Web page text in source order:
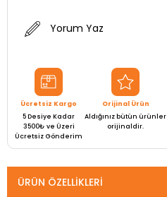
Yorum Yaz
Ücretsiz Kargo
5 Desiye Kadar
3500₺ ve Üzeri
Ücretsiz Gönderim
Orijinal Ürün
Aldığınız bütün ürünler
orijinaldir.
ÜRÜN ÖZELLIKLERI